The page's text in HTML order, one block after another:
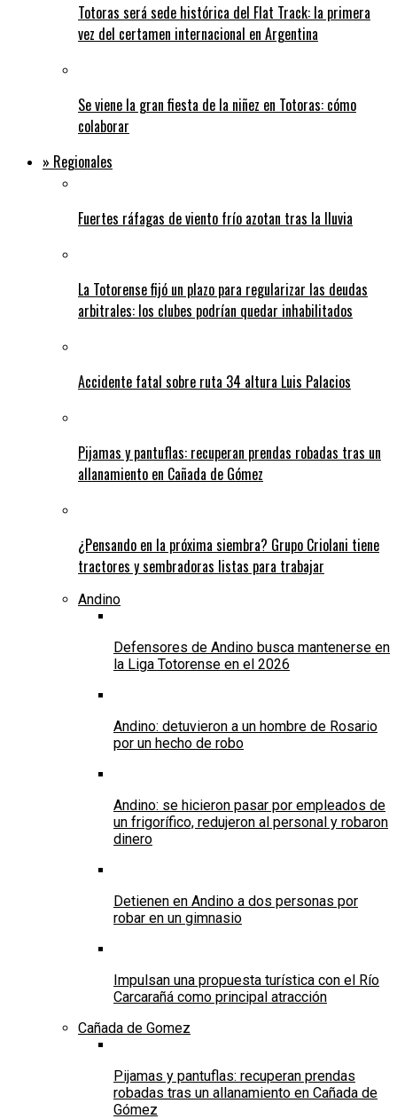
Totoras será sede histórica del Flat Track: la primera
vez del certamen internacional en Argentina
Se viene la gran fiesta de la niñez en Totoras: cómo
colaborar
» Regionales
Fuertes ráfagas de viento frío azotan tras la lluvia
La Totorense fijó un plazo para regularizar las deudas
arbitrales: los clubes podrían quedar inhabilitados
Accidente fatal sobre ruta 34 altura Luis Palacios
Pijamas y pantuflas: recuperan prendas robadas tras un
allanamiento en Cañada de Gómez
¿Pensando en la próxima siembra? Grupo Criolani tiene
tractores y sembradoras listas para trabajar
Andino
Defensores de Andino busca mantenerse en
la Liga Totorense en el 2026
Andino: detuvieron a un hombre de Rosario
por un hecho de robo
Andino: se hicieron pasar por empleados de
un frigorífico, redujeron al personal y robaron
dinero
Detienen en Andino a dos personas por
robar en un gimnasio
Impulsan una propuesta turística con el Río
Carcarañá como principal atracción
Cañada de Gomez
Pijamas y pantuflas: recuperan prendas
robadas tras un allanamiento en Cañada de
Gómez